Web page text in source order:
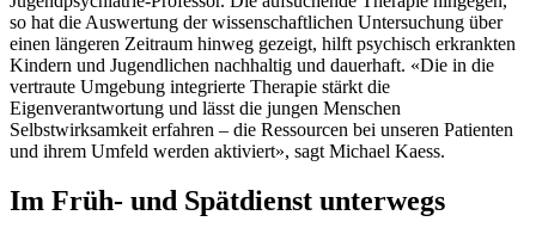
so hat die Auswertung der wissenschaftlichen Untersuchung über
einen längeren Zeitraum hinweg gezeigt, hilft psychisch erkrankten
Kindern und Jugendlichen nachhaltig und dauerhaft. «Die in die
vertraute Umgebung integrierte Therapie stärkt die
Eigenverantwortung und lässt die jungen Menschen
Selbstwirksamkeit erfahren – die Ressourcen bei unseren Patienten
und ihrem Umfeld werden aktiviert», sagt Michael Kaess.
Im Früh- und Spätdienst unterwegs